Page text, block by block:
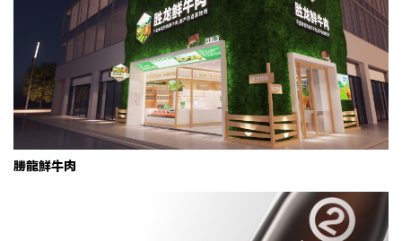
胜龙鲜牛肉